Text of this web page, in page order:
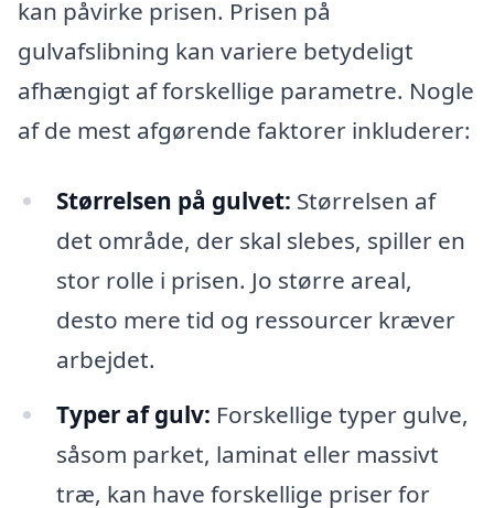
kan påvirke prisen. Prisen på
gulvafslibning kan variere betydeligt
afhængigt af forskellige parametre. Nogle
af de mest afgørende faktorer inkluderer:
Størrelsen på gulvet: Størrelsen af
det område, der skal slebes, spiller en
stor rolle i prisen. Jo større areal,
desto mere tid og ressourcer kræver
arbejdet.
Typer af gulv: Forskellige typer gulve,
såsom parket, laminat eller massivt
træ, kan have forskellige priser for